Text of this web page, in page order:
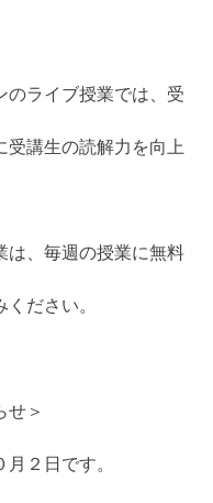
のライブ授業では、受
受講生の読解力を向上
は、毎週の授業に無料
ださい。
せ＞
２日です。